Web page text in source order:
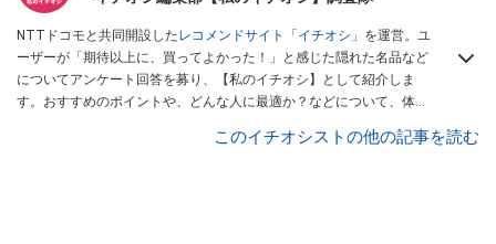
NTTドコモと共同開設したレコメンドサイト「イチオシ」 を運営。ユ
ーザーが「期待以上に、買ってよかった！」と感じた隠れた名品など
についてアンケート回答を募り、【私のイチオシ】として紹介しま
す。おすすめのポイントや、どんな人に最適か？などについて、体験
このイチオシストの他の記事を読む